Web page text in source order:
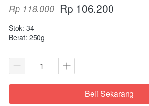
Rp 118.000 Rp 106.200
Stok: 34
Berat: 250g
`Beli Sekarang